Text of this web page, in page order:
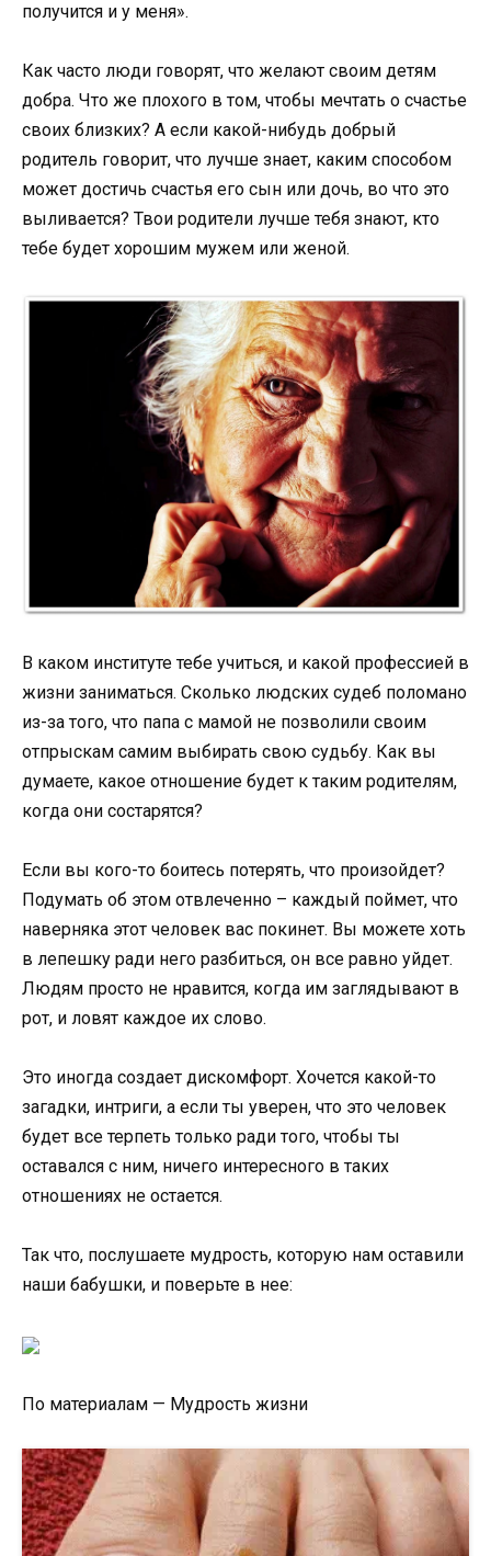
получится и у меня».
Как часто люди говорят, что желают своим детям
добра. Что же плохого в том, чтобы мечтать о счастье
своих близких? А если какой-нибудь добрый
родитель говорит, что лучше знает, каким способом
может достичь счастья его сын или дочь, во что это
выливается? Твои родители лучше тебя знают, кто
тебе будет хорошим мужем или женой.
В каком институте тебе учиться, и какой профессией в
жизни заниматься. Сколько людских судеб поломано
из-за того, что папа с мамой не позволили своим
отпрыскам самим выбирать свою судьбу. Как вы
думаете, какое отношение будет к таким родителям,
когда они состарятся?
Если вы кого-то боитесь потерять, что произойдет?
Подумать об этом отвлеченно – каждый поймет, что
наверняка этот человек вас покинет. Вы можете хоть
в лепешку ради него разбиться, он все равно уйдет.
Людям просто не нравится, когда им заглядывают в
рот, и ловят каждое их слово.
Это иногда создает дискомфорт. Хочется какой-то
загадки, интриги, а если ты уверен, что это человек
будет все терпеть только ради того, чтобы ты
оставался с ним, ничего интересного в таких
отношениях не остается.
Так что, послушаете мудрость, которую нам оставили
наши бабушки, и поверьте в нее:
По материалам — Мудрость жизни